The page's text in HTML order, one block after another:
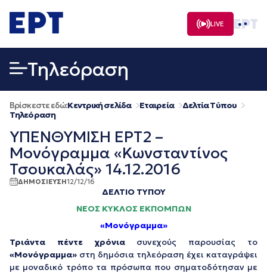
σε
περιεχόμενο
LIVE
Τηλεόραση
Βρίσκεστε εδώ:Κεντρική σελίδα Εταιρεία
Δελτία Τύπου
Τηλεόραση
ΥΠΕΝΘΥΜΙΣΗ ΕΡΤ2 –
Μονόγραμμα «Κωνσταντίνος
Τσουκαλάς» 14.12.2016
ΔΗΜΟΣΙΕΥΣΗ12/12/16
ΔΕΛΤΙΟ ΤΥΠΟΥ
ΝΕΟΣ ΚΥΚΛΟΣ ΕΚΠΟΜΠΩΝ
«Μονόγραμμα»
Τριάντα πέντε χρόνιασυνεχούς παρουσίας το
«Μονόγραμμα» στη δημόσια τηλεόραση έχει καταγράψει
με μοναδικό τρόπο τα πρόσωπα που σηματοδότησαν με